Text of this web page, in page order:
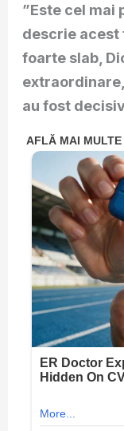
”Este cel mai
descrie acest
foarte slab,
au fost